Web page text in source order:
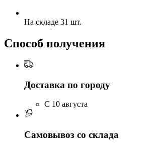
На складе 31 шт.
Способ получения
Доставка по городу
C 10 августа
Самовывоз со склада